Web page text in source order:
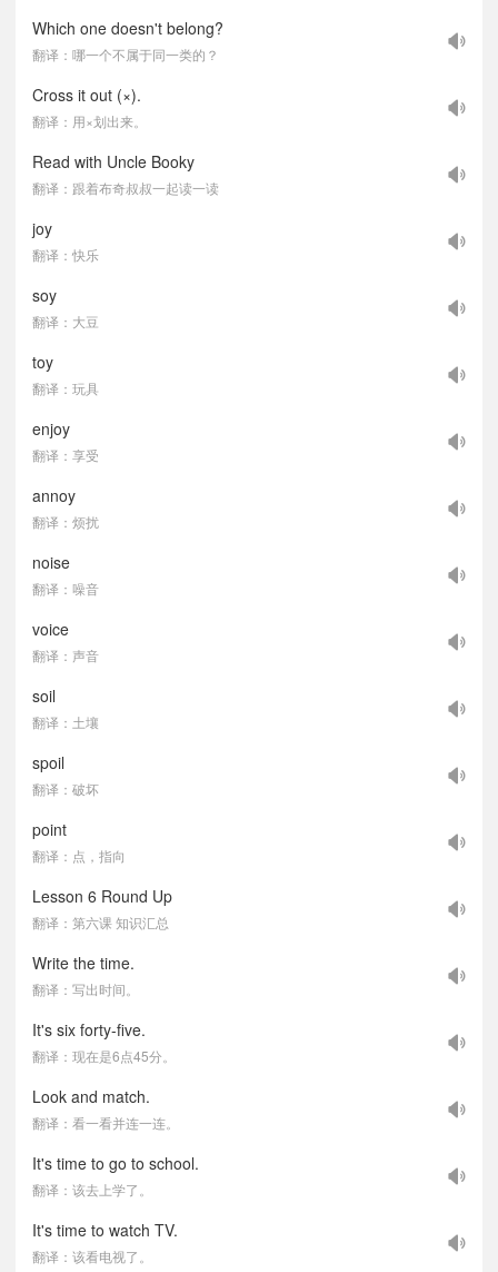
Which one doesn't belong?
翻译：哪一个不属于同一类的？
Cross it out (×).
翻译：用×划出来。
Read with Uncle Booky
翻译：跟着布奇叔叔一起读一读
joy
翻译：快乐
soy
翻译：大豆
toy
翻译：玩具
enjoy
翻译：享受
annoy
翻译：烦扰
noise
翻译：噪音
voice
翻译：声音
soil
翻译：土壤
spoil
翻译：破坏
point
翻译：点，指向
Lesson 6 Round Up
翻译：第六课 知识汇总
Write the time.
翻译：写出时间。
It's six forty-five.
翻译：现在是6点45分。
Look and match.
翻译：看一看并连一连。
It's time to go to school.
翻译：该去上学了。
It's time to watch TV.
翻译：该看电视了。